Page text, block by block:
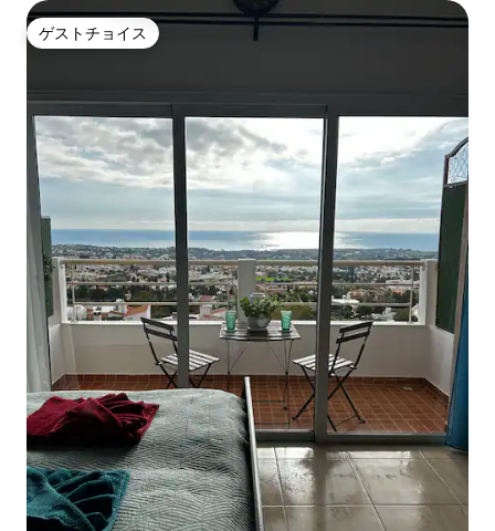
ゲストチョイス
ゲストチョイス